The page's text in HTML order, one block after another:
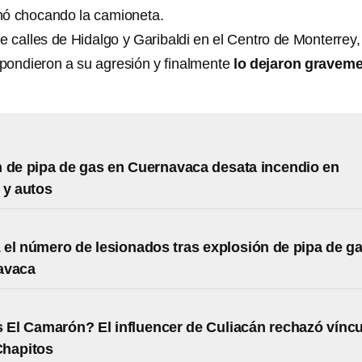
chocando la camioneta.
calles de Hidalgo y Garibaldi en el Centro de Monterrey,
a su agresión y finalmente lo dejaron
pipa de gas en Cuernavaca desata incendio en
autos
el número de lesionados tras explosión de pipa de
El Camarón? El influencer de Culiacán rechazó